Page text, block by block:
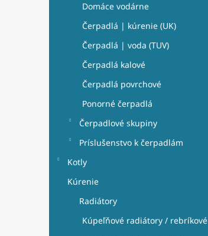
Domáce vodárne
Čerpadlá | kúrenie (UK)
Čerpadlá | voda (TUV)
Čerpadlá kalové
Čerpadlá povrchové
Ponorné čerpadlá
Čerpadlové skupiny
Príslušenstvo k čerpadlám
Kotly
Kúrenie
Radiátory
Kúpeľňové radiátory / rebríkové